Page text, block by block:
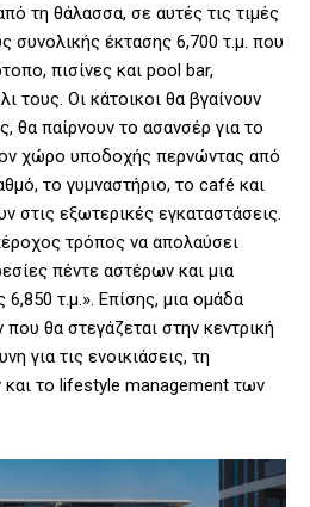
τη θάλασσα, σε αυτές τις τιμές
συνολικής έκτασης 6,700 τ.μ. που
πισίνες και pool bar,
τους. Οι κάτοικοι θα βγαίνουν
θα παίρνουν το ασανσέρ για το
χώρο υποδοχής περνώντας από
το γυμναστήριο, το café και
στις εξωτερικές εγκαταστάσεις.
τρόπος να απολαύσει
πέντε αστέρων και μια
τ.μ.». Επίσης, μια ομάδα
θα στεγάζεται στην κεντρική
για τις ενοικιάσεις, τη
και το lifestyle management των